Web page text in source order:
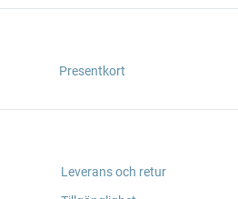
Presentkort
Leverans och retur